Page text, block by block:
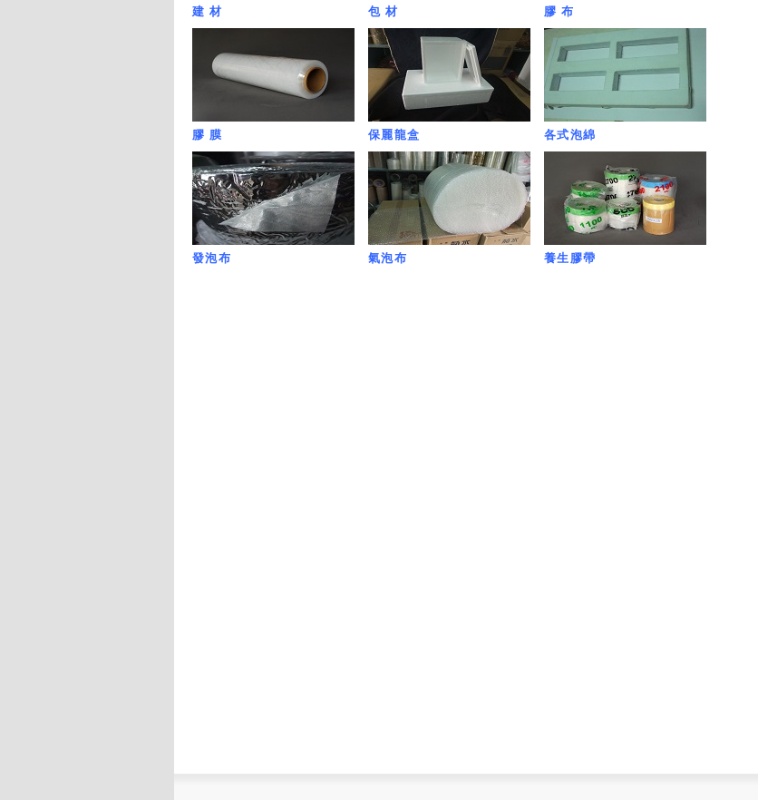
建 材 包 材 膠 布
膠 膜 保麗龍盒 各式泡綿
發泡布 氣泡布 養生膠帶